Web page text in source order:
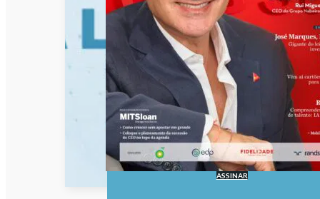
ASSINAR